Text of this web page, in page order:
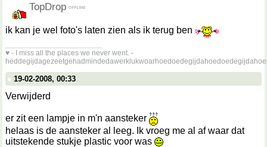
TopDrop
ik kan je wel foto's laten zien als ik terug ben
♥ - I miss all the places we never went. -
19-02-2008, 00:33
Verwijderd
er zit een lampje in m'n aansteker
helaas is de aansteker al leeg. Ik vroeg me al af waar dat
uitstekende stukje plastic voor was